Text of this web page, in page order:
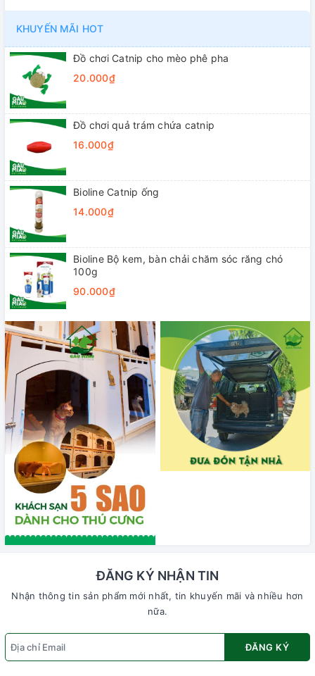
KHUYẾN MÃI HOT
Đồ chơi Catnip cho mèo phê pha
20.000₫
Đồ chơi quả trám chứa catnip
16.000₫
Bioline Catnip ống
14.000₫
Bioline Bộ kem, bàn chải chăm sóc răng chó
100g
90.000₫
ĐĂNG KÝ NHẬN TIN
Nhận thông tin sản phẩm mới nhất, tin khuyến mãi và nhiều hơn
nữa.
ĐĂNG KÝ